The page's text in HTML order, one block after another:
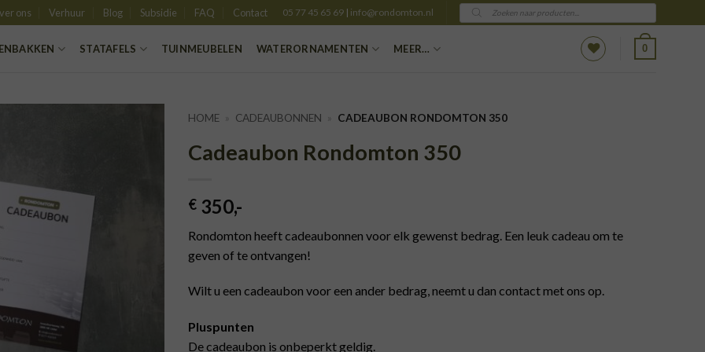
ons Verhuur Blog Subsidie FAQ Contact 05 77 45 65 69 | info@rondomton.nl
Producten
zoeken
STATAFELS TUINMEUBELEN WATERORNAMENTEN MEER… 0
VERLANGLIJST
HOME » CADEAUBONNEN » CADEAUBON RONDOMTON 350
Cadeaubon Rondomton 350
€ 350,-
Rondomton heeft cadeaubonnen voor elk gewenst bedrag. Een leuk cadeau om te
geven of te ontvangen!
Wilt u een cadeaubon voor een ander bedrag, neemt u dan contact met ons op.
Pluspunten
De cadeaubon is onbeperkt geldig.